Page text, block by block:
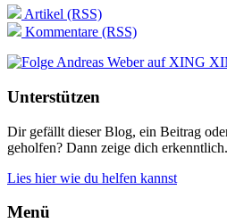
Artikel (RSS)
Kommentare (RSS)
Unterstützen
Dir gefällt dieser Blog, ein Beitrag
geholfen? Dann zeige dich erkenntlich.
Lies hier wie du helfen kannst
Menü